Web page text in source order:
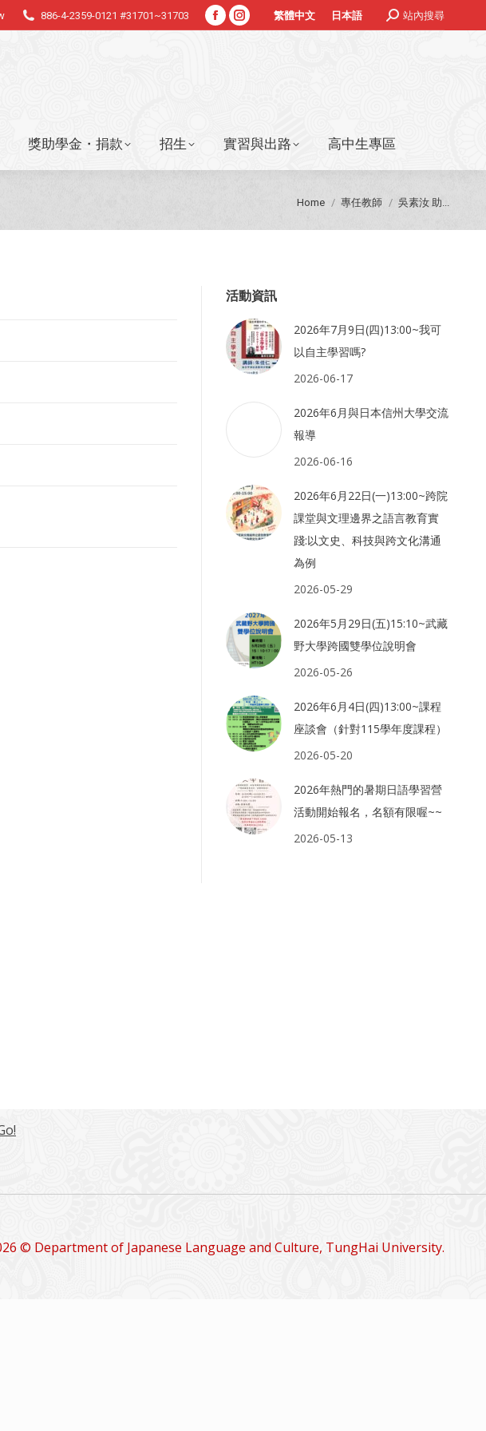
886-4-2359-0121 #31701~31703
FacebookInstagram
繁體中文 日本語 Search:站內搜尋
獎助學金・捐款 招生 實習與出路 高中生專區
You are here:
Home 專任教師 吳素汝 助...
活動資訊
2026年7月9日(四)13:00~我可
以自主學習嗎?
2026-06-17
2026年6月與日本信州大學交流
報導
2026-06-16
2026年6月22日(一)13:00~跨院
課堂與文理邊界之語言教育實
踐:以文史、科技與跨文化溝通
為例
2026-05-29
2026年5月29日(五)15:10~武藏
野大學跨國雙學位說明會
2026-05-26
2026年6月4日(四)13:00~課程
座談會（針對115學年度課程）
2026-05-20
2026年熱門的暑期日語學習營
活動開始報名，名額有限喔~~
2026-05-13
© Department of Japanese Language and Culture, TungHai University.
獎助學金・捐款 招生 實習與出路 高中生專區